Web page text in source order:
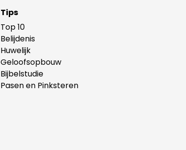
Tips
Top 10
Belijdenis
Huwelijk
Geloofsopbouw
Bijbelstudie
Pasen en Pinksteren